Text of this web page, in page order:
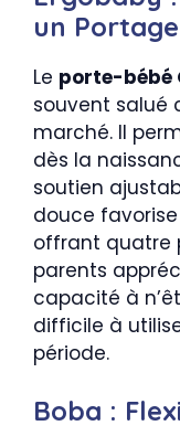
un
Le porte-bébé
souvent salué
marché. Il
dès la
soutien
douce
offrant quatre
parents
capacité à
difficile à
période.
Boba :